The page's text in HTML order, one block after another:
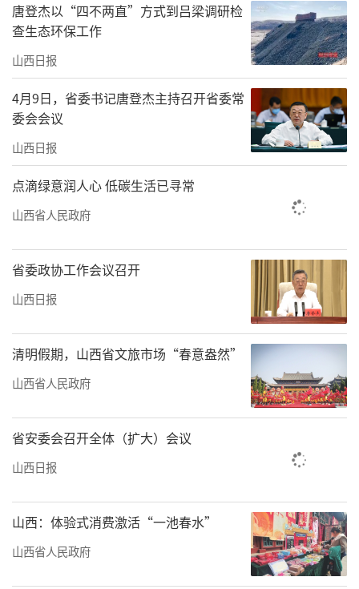
唐登杰以“四不两直”方式到吕梁调研检
查生态环保工作
山西日报
4月9日，省委书记唐登杰主持召开省委常
委会会议
山西日报
点滴绿意润人心 低碳生活已寻常
山西省人民政府
省委政协工作会议召开
山西日报
清明假期，山西省文旅市场“春意盎然”
山西省人民政府
省安委会召开全体（扩大）会议
山西日报
山西：体验式消费激活“一池春水”
山西省人民政府